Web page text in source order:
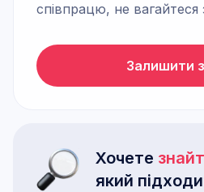
співпрацю, не вагайтеся
Залишити
Хочете
який